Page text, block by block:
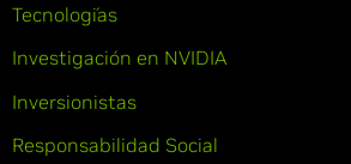
Tecnologías
Investigación en NVIDIA
Inversionistas
Responsabilidad Social